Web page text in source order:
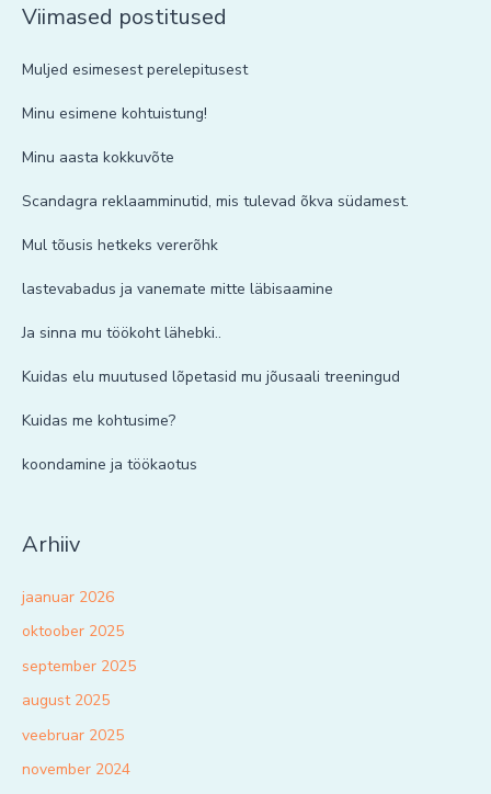
Viimased postitused
Muljed esimesest perelepitusest
Minu esimene kohtuistung!
Minu aasta kokkuvõte
Scandagra reklaamminutid, mis tulevad õkva südamest.
Mul tõusis hetkeks vererõhk
lastevabadus ja vanemate mitte läbisaamine
Ja sinna mu töökoht lähebki..
Kuidas elu muutused lõpetasid mu jõusaali treeningud
Kuidas me kohtusime?
koondamine ja töökaotus
Arhiiv
jaanuar 2026
oktoober 2025
september 2025
august 2025
veebruar 2025
november 2024